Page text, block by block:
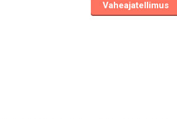
Vaheajatellimus